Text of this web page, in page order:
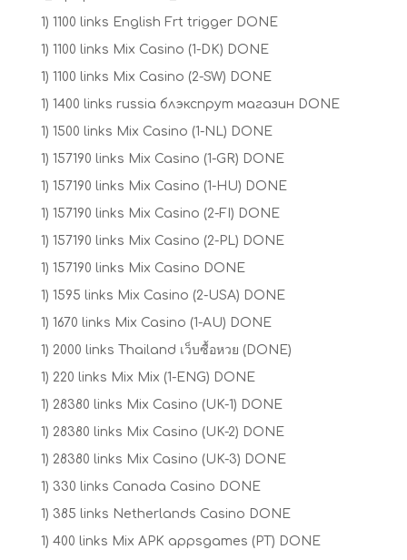
1) 1100 links English Frt trigger DONE
1) 1100 links Mix Casino (1-DK) DONE
1) 1100 links Mix Casino (2-SW) DONE
1) 1400 links russia блэкспрут магазин DONE
1) 1500 links Mix Casino (1-NL) DONE
1) 157190 links Mix Casino (1-GR) DONE
1) 157190 links Mix Casino (1-HU) DONE
1) 157190 links Mix Casino (2-FI) DONE
1) 157190 links Mix Casino (2-PL) DONE
1) 157190 links Mix Casino DONE
1) 1595 links Mix Casino (2-USA) DONE
1) 1670 links Mix Casino (1-AU) DONE
1) 2000 links Thailand เว็บซื้อหวย (DONE)
1) 220 links Mix Mix (1-ENG) DONE
1) 28380 links Mix Casino (UK-1) DONE
1) 28380 links Mix Casino (UK-2) DONE
1) 28380 links Mix Casino (UK-3) DONE
1) 330 links Canada Casino DONE
1) 385 links Netherlands Casino DONE
1) 400 links Mix APK appsgames (PT) DONE